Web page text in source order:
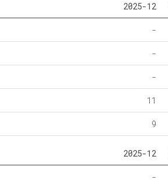
2025-12
-
-
-
11
9
2025-12
-